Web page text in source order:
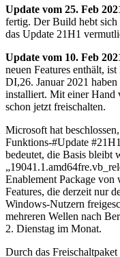
Update vom 25. Feb
fertig. Der Build hebt
das Update 21H1
Update vom 10. Feb
neuen Features enthält,
DI,26. Januar 2021
installiert. Mit einer Hand
schon jetzt freischalten.
Microsoft hat
Funktions-#Update
bedeutet, die Basis bleibt
Enablement Package
Features, die derzeit nur
Windows-Nutzern
mehreren Wellen nach
2. Dienstag im Monat.
Durch das